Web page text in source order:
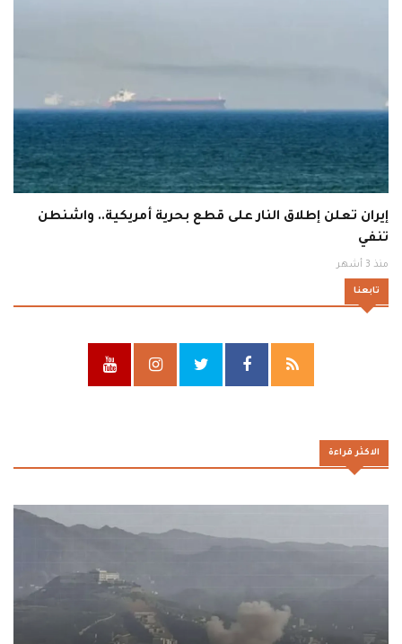
إيران تعلن إطلاق النار على قطع بحرية أمريكية.. واشنطن
تنفي
منذ 3 أشهر
تابعنا
الاكثر قراءة